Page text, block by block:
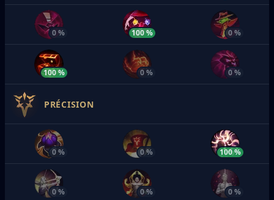
0 % 100 % 0 %
100 % 0 % 0 %
PRÉCISION
0 % 0 % 100 %
0 % 0 % 0 %